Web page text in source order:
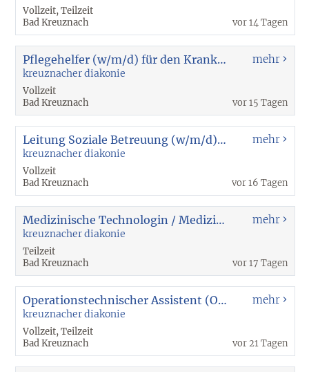
Vollzeit, Teilzeit
Bad Kreuznach
vor 14 Tagen
Pflegehelfer (w/m/d) für den Krankentransportdienst Bereich ZNA(10155)
kreuznacher diakonie
Vollzeit
Bad Kreuznach
mehr
vor 15 Tagen
Leitung Soziale Betreuung (w/m/d) (10190)
kreuznacher diakonie
Vollzeit
Bad Kreuznach
mehr
vor 16 Tagen
Medizinische Technologin / Medizinischer Technologe für Laboratoriumsanalytik (w/m/d) - MTL (10185)
kreuznacher diakonie
Teilzeit
Bad Kreuznach
mehr
vor 17 Tagen
Operationstechnischer Assistent (OTA) / OP-Pfleger (w/m/d) 10181
kreuznacher diakonie
Vollzeit, Teilzeit
Bad Kreuznach
mehr
vor 21 Tagen